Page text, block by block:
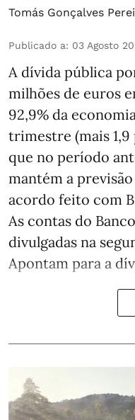
Tomás Gonçalves
Publicado a: 03 Agosto
A dívida pública
milhões de euros
92,9% da
trimestre (mais
que no período
mantém a
acordo feito com
As contas do
divulgadas na
Apontam para a